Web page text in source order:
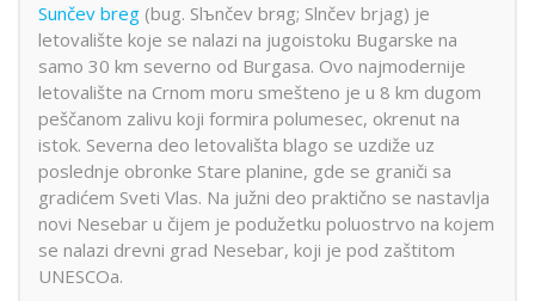
Sunčev breg (bug. Slъnčev brяg; Slnčev brjag) je
letovalište koje se nalazi na jugoistoku Bugarske na
samo 30 km severno od Burgasa. Ovo najmodernije
letovalište na Crnom moru smešteno je u 8 km dugom
peščanom zalivu koji formira polumesec, okrenut na
istok. Severna deo letovališta blago se uzdiže uz
poslednje obronke Stare planine, gde se graniči sa
gradićem Sveti Vlas. Na južni deo praktično se nastavlja
novi Nesebar u čijem je podužetku poluostrvo na kojem
se nalazi drevni grad Nesebar, koji je pod zaštitom
UNESCOa.